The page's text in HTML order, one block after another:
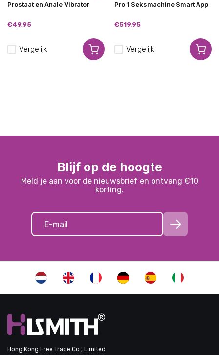
Prostaat en Anale Vibrator
€49,95
Vergelijk
Pro 1 Seksmachine Smart App
€519,95
Vergelijk
Blijf op de hoogte
Meld je aan voor de nieuwsbrief en ontvang €10
korting.
Hong Kong Free Trade Co., Limited